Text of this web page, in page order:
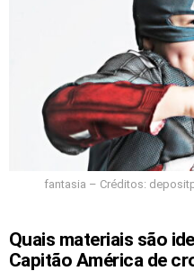
fantasia – Créditos:
Quais materiais são
Capitão América de